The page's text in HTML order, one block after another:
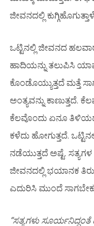
ಜೀವನದಲ್ಲಿ
ಒಟ್ಟಿನಲ್ಲಿ ಜೀವನದ
ಹಾದಿಯನ್ನು ತಲುಪಿಸಿ
ಕೊಂಡೊಯ್ಯುತ್ತದೆ ಮತ್ತೆ
ಅಂತ್ಯವನ್ನು ಕಾಣುತ್ತದೆ.
ಕೆಲವೊಂದು ಏನೂ
ಕಳೆದು ಹೋಗುತ್ತದೆ.
ನಡೆಯುತ್ತದೆ ಅಷ್ಟೆ.
ಜೀವನದಲ್ಲಿ ಭಯಾನಕ
ಎದುರಿಸಿ ಮುಂದೆ
“ಸತ್ಯಗಳು ಸೂರ್ಯನಿದ್ದಂತೆ